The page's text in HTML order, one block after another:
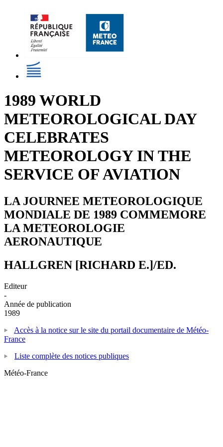
1989 WORLD
METEOROLOGICAL DAY
CELEBRATES
METEOROLOGY IN THE
SERVICE OF AVIATION
LA JOURNEE METEOROLOGIQUE
MONDIALE DE 1989 COMMEMORE
LA METEOROLOGIE
AERONAUTIQUE
HALLGREN [RICHARD E.]/ED.
Editeur
-
Année de publication
1989
Accès à la notice sur le site du portail documentaire de Météo-
France
Liste complète des notices publiques
Météo-France